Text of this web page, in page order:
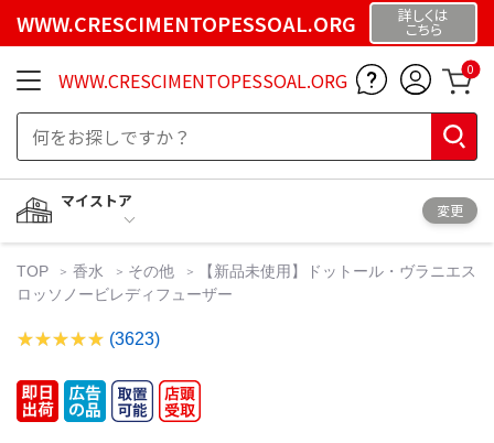
WWW.CRESCIMENTOPESSOAL.ORG 詳しくは
こちら
WWW.CRESCIMENTOPESSOAL.ORG 0
マイストア
変更
TOP 香水 その他
【新品未使用】ドットール・ヴラニエス
ロッソノービレディフューザー
(3623)